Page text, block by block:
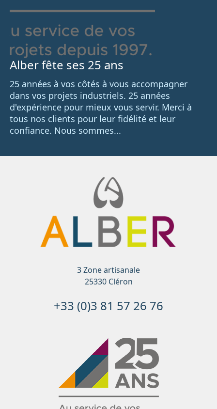
Alber fête ses 25 ans
25 années à vos côtés à vous accompagner
dans vos projets industriels. 25 années
d'expérience pour mieux vous servir. Merci à
tous nos clients pour leur fidélité et leur
confiance. Nous sommes...
3 Zone artisanale
25330 Cléron
+33 (0)3 81 57 26 76